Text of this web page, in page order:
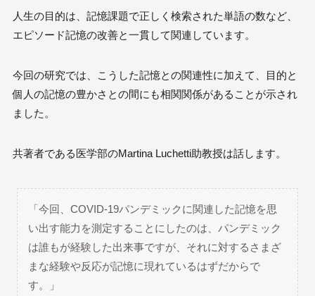
人生の目的は、記憶課題で正しく検索された単語の数など、
エピソード記憶の改善と一貫して関連しています。
今回の研究では、こうした記憶との関連性に加えて、目的と
個人の記憶の豊かさとの間にも相関関係があることが示され
ました。
共著者である医学部のMartina Luchetti助教授は話します。
「今回、COVID-19パンデミックに関連した記憶を思
い出す能力を測定することにしたのは、パンデミック
は誰もが経験した出来事ですが、それに対するさまざ
まな経験や反応が記憶に現れているはずだからで
す。」